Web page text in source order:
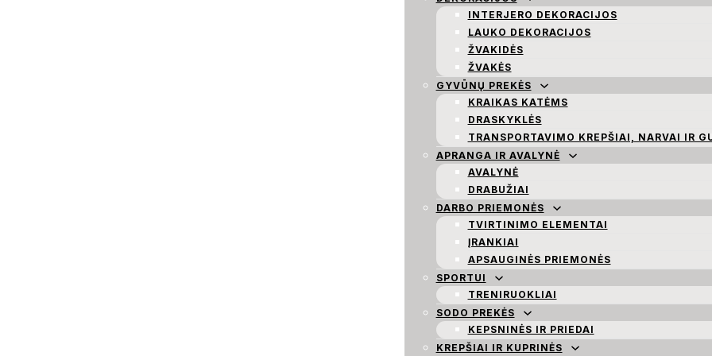
INTERJERO DEKORACIJOS
LAUKO DEKORACIJOS
ŽVAKIDĖS
ŽVAKĖS
GYVŪNŲ PREKĖS
KRAIKAS KATĖMS
DRASKYKLĖS
TRANSPORTAVIMO KREPŠIAI, NARVAI IR
APRANGA IR AVALYNĖ
AVALYNĖ
DRABUŽIAI
DARBO PRIEMONĖS
TVIRTINIMO ELEMENTAI
ĮRANKIAI
APSAUGINĖS PRIEMONĖS
SPORTUI
TRENIRUOKLIAI
SODO PREKĖS
KEPSNINĖS IR PRIEDAI
KREPŠIAI IR KUPRINĖS